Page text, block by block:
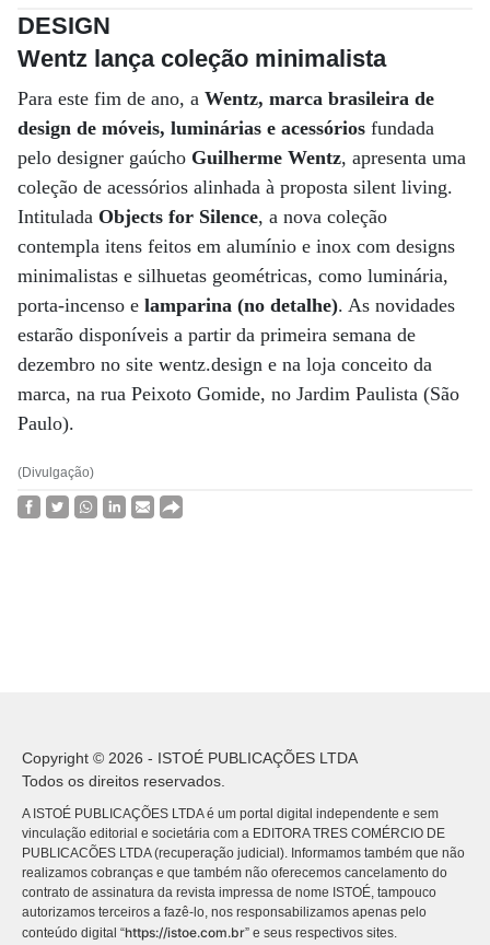
DESIGN
Wentz lança coleção minimalista
Para este fim de ano, a Wentz, marca brasileira de
design de móveis, luminárias e acessórios fundada
pelo designer gaúcho Guilherme Wentz, apresenta uma
coleção de acessórios alinhada à proposta silent living.
Intitulada Objects for Silence, a nova coleção
contempla itens feitos em alumínio e inox com designs
minimalistas e silhuetas geométricas, como luminária,
porta-incenso e lamparina (no detalhe). As novidades
estarão disponíveis a partir da primeira semana de
dezembro no site wentz.design e na loja conceito da
marca, na rua Peixoto Gomide, no Jardim Paulista (São
Paulo).
(Divulgação)
Copyright © 2026 - ISTOÉ PUBLICAÇÕES LTDA
Todos os direitos reservados.
A ISTOÉ PUBLICAÇÕES LTDA é um portal digital independente e sem
vinculação editorial e societária com a EDITORA TRES COMÉRCIO DE
PUBLICACÕES LTDA (recuperação judicial). Informamos também que não
realizamos cobranças e que também não oferecemos cancelamento do
contrato de assinatura da revista impressa de nome ISTOÉ, tampouco
autorizamos terceiros a fazê-lo, nos responsabilizamos apenas pelo
conteúdo digital “https://istoe.com.br” e seus respectivos sites.